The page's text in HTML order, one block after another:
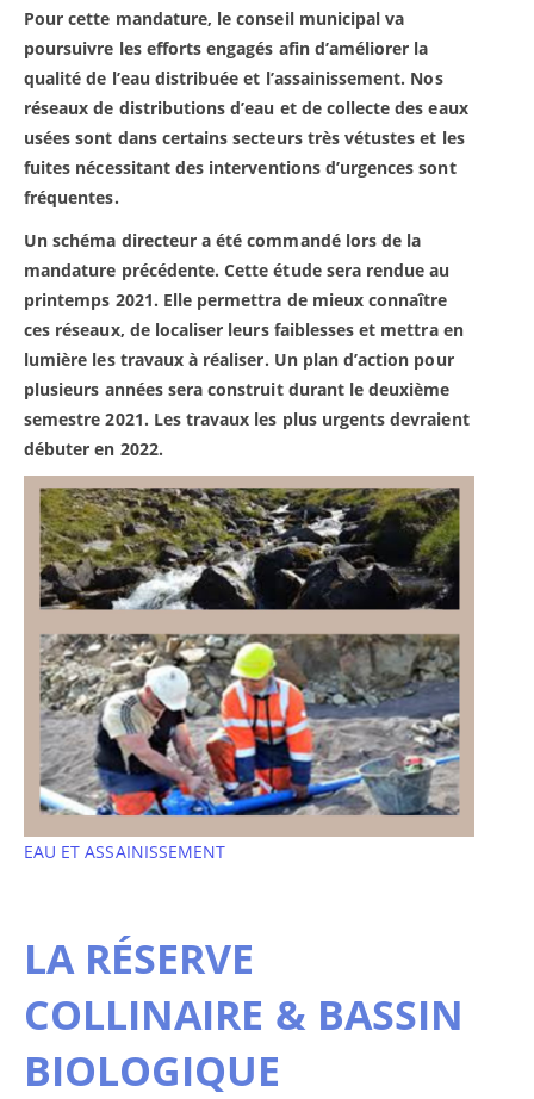
Pour cette mandature, le conseil municipal va
poursuivre les efforts engagés afin d’améliorer la
qualité de l’eau distribuée et l’assainissement. Nos
réseaux de distributions d’eau et de collecte des eaux
usées sont dans certains secteurs très vétustes et les
fuites nécessitant des interventions d’urgences sont
fréquentes.
Un schéma directeur a été commandé lors de la
mandature précédente. Cette étude sera rendue au
printemps 2021. Elle permettra de mieux connaître
ces réseaux, de localiser leurs faiblesses et mettra en
lumière les travaux à réaliser. Un plan d’action pour
plusieurs années sera construit durant le deuxième
semestre 2021. Les travaux les plus urgents devraient
débuter en 2022.
EAU ET ASSAINISSEMENT
LA RÉSERVE
COLLINAIRE & BASSIN
BIOLOGIQUE